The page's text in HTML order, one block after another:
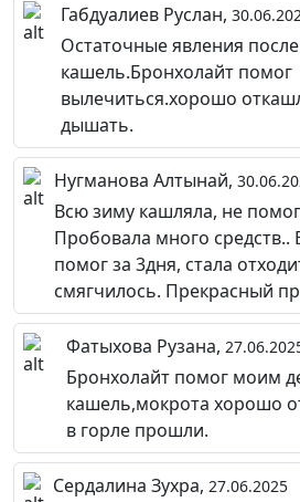
Габдуалиев Руслан,
Остаточные явления
кашель.Бронхолайт помог
вылечиться.хорошо
дышать.
Нугманова Алтынай,
Всю зиму кашляла, не
Пробовала много средств..
помог за 3дня, стала
смягчилось. Прекрасный
Фатыхова Рузана,
Бронхолайт помог моим
кашель,мокрота хорошо
в горле прошли.
Сердалина Зухра, 27.06.2025